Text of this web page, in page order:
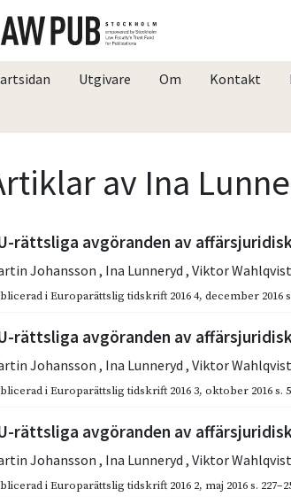
Utgivare Om Kontakt
av Ina
rättsliga avgöranden av
Johansson , Ina Lunneryd , Viktor Wahlqvist
iEuroparättslig tidskrift 2016 4, december 2016
rättsliga avgöranden av
Johansson , Ina Lunneryd , Viktor Wahlqvist
iEuroparättslig tidskrift 2016 3, oktober 2016s.
rättsliga avgöranden av
Johansson , Ina Lunneryd , Viktor Wahlqvist
iEuroparättslig tidskrift 2016 2, maj 2016s.